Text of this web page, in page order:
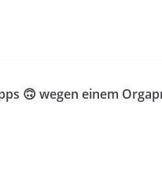
🙃 wegen einem